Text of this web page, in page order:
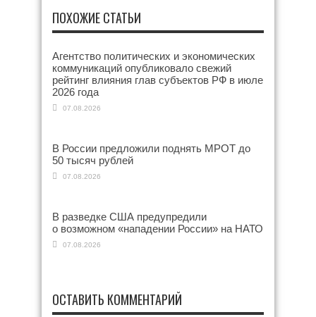
ПОХОЖИЕ СТАТЬИ
Агентство политических и экономических
коммуникаций опубликовало свежий
рейтинг влияния глав субъектов РФ в июле
2026 года
07.08.2026
В России предложили поднять МРОТ до
50 тысяч рублей
07.08.2026
В разведке США предупредили
о возможном «нападении России» на НАТО
07.08.2026
ОСТАВИТЬ КОММЕНТАРИЙ